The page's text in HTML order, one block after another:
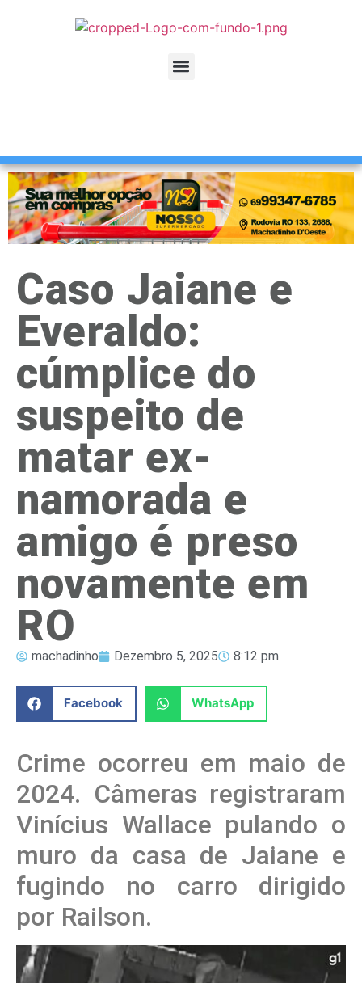
Caso Jaiane e
Everaldo:
cúmplice do
suspeito de
matar ex-
namorada e
amigo é preso
novamente em
RO
machadinho Dezembro 5, 2025 8:12 pm
Facebook WhatsApp
Crime ocorreu em maio de
2024. Câmeras registraram
Vinícius Wallace pulando o
muro da casa de Jaiane e
fugindo no carro dirigido
por Railson.